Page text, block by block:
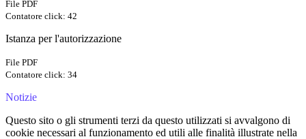
File PDF
Contatore click: 42
Istanza per l'autorizzazione
File PDF
Contatore click: 34
Notizie
Questo sito o gli strumenti terzi da questo utilizzati si avvalgono di
cookie necessari al funzionamento ed utili alle finalità illustrate nella